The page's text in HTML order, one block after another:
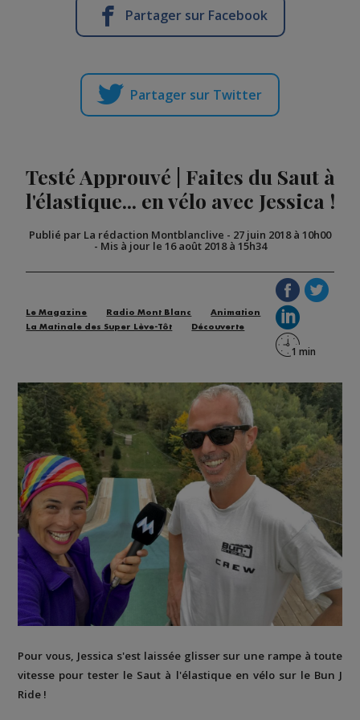
Partager sur Facebook
Partager sur Twitter
Testé Approuvé | Faites du Saut à
l'élastique... en vélo avec Jessica !
Publié par La rédaction Montblanclive - 27 juin 2018 à 10h00
- Mis à jour le 16 août 2018 à 15h34
Le Magazine Radio Mont Blanc
Animation
La Matinale des Super Lève-Tôt
Découverte
Pour vous, Jessica s'est laissée glisser sur une rampe à toute
vitesse pour tester le Saut à l'élastique en vélo sur le Bun J
Ride !